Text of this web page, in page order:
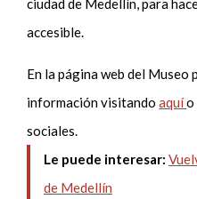
ciudad de Medellín, para
accesible.
En la página web del Museo
información visitandoaquío
sociales.
Le puede interesar:
de Medellín